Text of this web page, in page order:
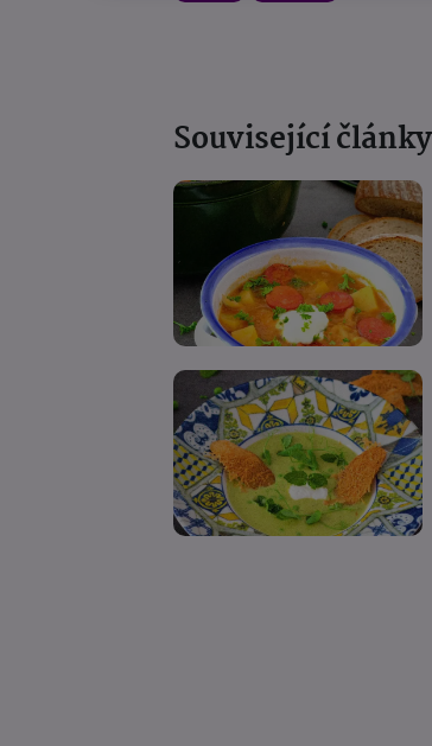
Související články